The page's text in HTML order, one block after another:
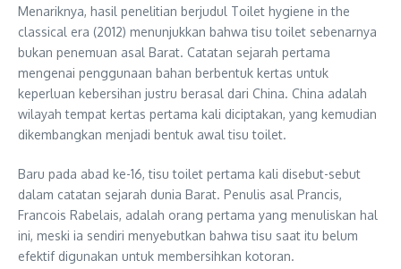
Menariknya, hasil penelitian berjudul Toilet hygiene in the
classical era (2012) menunjukkan bahwa tisu toilet sebenarnya
bukan penemuan asal Barat. Catatan sejarah pertama
mengenai penggunaan bahan berbentuk kertas untuk
keperluan kebersihan justru berasal dari China. China adalah
wilayah tempat kertas pertama kali diciptakan, yang kemudian
dikembangkan menjadi bentuk awal tisu toilet.
Baru pada abad ke-16, tisu toilet pertama kali disebut-sebut
dalam catatan sejarah dunia Barat. Penulis asal Prancis,
Francois Rabelais, adalah orang pertama yang menuliskan hal
ini, meski ia sendiri menyebutkan bahwa tisu saat itu belum
efektif digunakan untuk membersihkan kotoran.